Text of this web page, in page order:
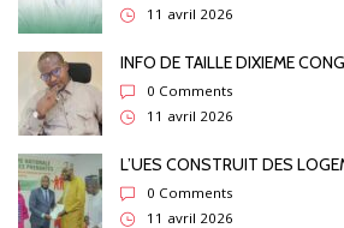
11 avril 2026
INFO DE TAILLE DIXIEME
0 Comments
11 avril 2026
L’UES CONSTRUIT DES
0 Comments
11 avril 2026